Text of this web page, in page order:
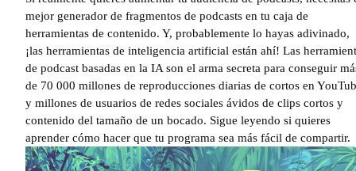
mejor generador de fragmentos de podcasts en tu caja de
herramientas de contenido. Y, probablemente lo hayas adivinado,
¡las herramientas de inteligencia artificial están ahí! Las
de podcast basadas en la IA son el arma secreta para conseguir
de 70 000 millones de reproducciones diarias de cortos en
y millones de usuarios de redes sociales ávidos de clips cortos y
contenido del tamaño de un bocado. Sigue leyendo si quieres
aprender cómo hacer que tu programa sea más fácil de compartir.